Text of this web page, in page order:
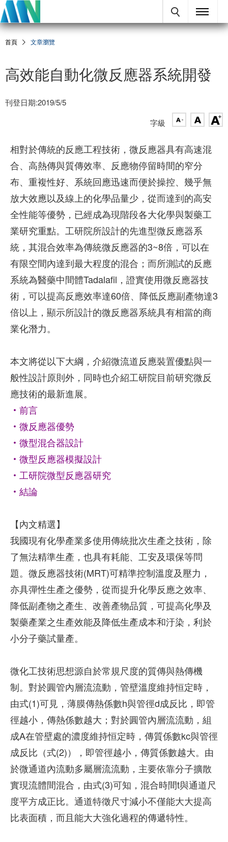
首頁 文章瀏覽
高效能自動化微反應器系統開發
刊登日期:2019/5/5
字級
相對於傳統的反應工程技術，微反應器具有高速混
合、高熱傳與質傳效率、反應物停留時間的窄分
布、重複性好、系統回應迅速而便於操控、幾乎無
放大效應以及線上的化學品量少，從而達到的高安
全性能等優勢，已經成為現階段各大化學與製藥工
業研究重點。工研院所設計的先進型微反應器系
統，其混合效率為傳統微反應器的3~8倍，可以在
有限空間內達到最大程度的混合；而所測試的反應
系統為醫藥中間體Tadalafil，證實使用微反應器技
術，可以提高反應效率達60倍、降低反應副產物達3
倍以上，顯示所設計的微反應器系統具有相當的商
業化潛力。
本文將從以下大綱，介紹微流道反應裝置優點與一
般性設計原則外，同時也介紹工研院目前研究微反
應技術的最新進展。
‧前言
‧微反應器優勢
‧微型混合器設計
‧微型反應器模擬設計
‧工研院微型反應器研究
‧結論
【內文精選】
我國現有化學產業多使用傳統批次生產之技術，除
了無法精準生產，也具有耗能、工安及環保等問
題。微反應器技術(MRT)可精準控制溫度及壓力，
亦具彈性生產之優勢，從而提升化學反應之效率、
降低副產物之產生、改善產物品質，可提高化學及
製藥產業之生產效能及降低生產成本和汙染，利於
小分子藥試量產。
微化工技術思想源自於常規尺度的質傳與熱傳機
制。對於圓管內層流流動，管壁溫度維持恒定時，
由式(1)可見，薄膜傳熱係數h與管徑d成反比，即管
徑越小，傳熱係數越大；對於圓管內層流流動，組
成A在管壁處的濃度維持恒定時，傳質係數kc與管徑
成反比（式(2)），即管徑越小，傳質係數越大。由
於微通道內流動多屬層流流動，主要依靠分子擴散
實現流體間混合，由式(3)可知，混合時間t與通道尺
度平方成正比。通道特徵尺寸減小不僅能大大提高
比表面積，而且能大大強化過程的傳遞特性。